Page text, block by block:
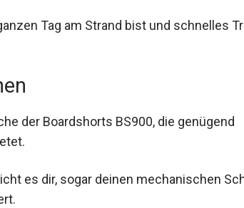
Tag am Strand bist und schnelles
der Boardshorts BS900, die genügend
es dir, sogar deinen mechanischen